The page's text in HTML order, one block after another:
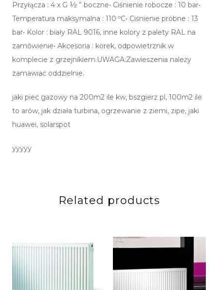
Przyłącza : 4 x G ½ ” boczne• Ciśnienie robocze : 10 bar•
Temperatura maksymalna : 110 ºC• Ciśnienie próbne : 13
bar• Kolor : biały RAL 9016, inne kolory z palety RAL na
zamówienie• Akcesoria : korek, odpowietrznik w
komplecie z grzejnikiem.UWAGA:Zawieszenia należy
zamawiać oddzielnie.
jaki piec gazowy na 200m2 ile kw, bszgierz pl, 100m2 ile
to arów, jak działa turbina, ogrzewanie z ziemi, zipe, jaki
huawei, solarspot
yyyyy
Related products